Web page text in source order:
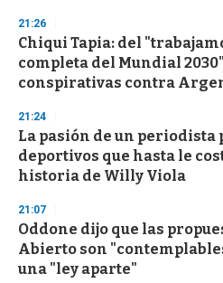
21:26
Chiqui Tapia: del
completa del Mundial
conspirativas contra
21:24
La pasión de un periodista
deportivos que hasta le
historia de Willy Viola
21:07
Oddone dijo que las
Abierto son
una "ley aparte"